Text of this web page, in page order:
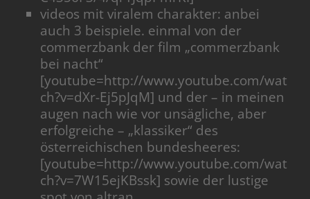
videos mit viralem charakter: anbei
auch 3 beispiele. einmal von der
commerzbank der film „commerzbank
bei nacht“
[youtube=http://www.youtube.com/wat
ch?v=dXr-Ej5pJqM] und der – in meinen
augen nach wie vor unsägliche, aber
erfolgreiche – „klassiker“ des
österreichischen bundesheeres:
[youtube=http://www.youtube.com/wat
ch?v=7W15ejKBssk] sowie der lustige